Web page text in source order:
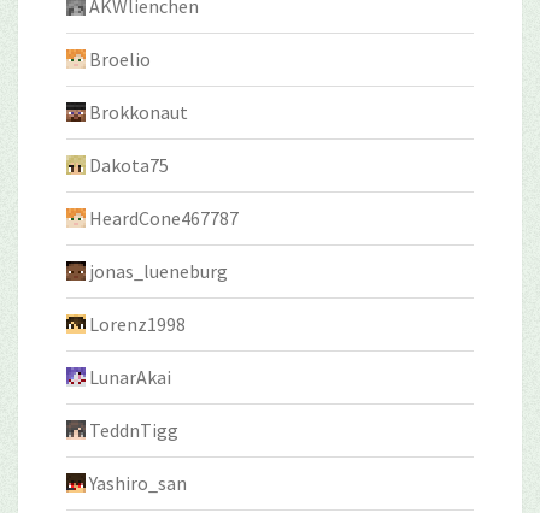
AKWlienchen
Broelio
Brokkonaut
Dakota75
HeardCone467787
jonas_lueneburg
Lorenz1998
LunarAkai
TeddnTigg
Yashiro_san